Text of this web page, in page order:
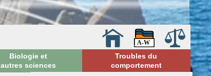
Biologie et
autres sciences
Troubles du
comportement